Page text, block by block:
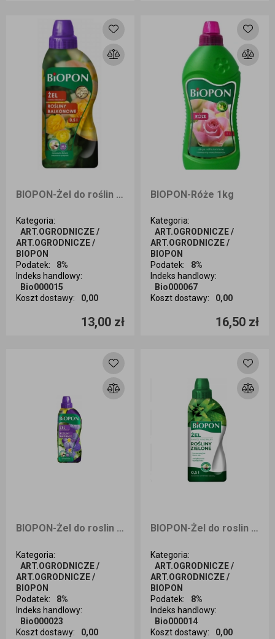
BIOPON-Żel do roślin balkonowych 0,5 l
Kategoria:
ART.OGRODNICZE /
ART.OGRODNICZE /
BIOPON
Podatek:
8%
Indeks handlowy:
Bio000015
Koszt dostawy: 0,00
13,00 zł
Ilość sztuk
BIOPON-Róże 1kg
Kategoria:
ART.OGRODNICZE /
ART.OGRODNICZE /
BIOPON
Podatek:
8%
Indeks handlowy:
Bio000067
Koszt dostawy: 0,00
16,50 zł
Ilość sztuk
BIOPON-Żel do roslin kwitnących 1 l
Kategoria:
ART.OGRODNICZE /
ART.OGRODNICZE /
BIOPON
Podatek:
8%
Indeks handlowy:
Bio000023
Koszt dostawy: 0,00
Ilość sztuk
BIOPON-Żel do roslin zielonych 0,5 l
Kategoria:
ART.OGRODNICZE /
ART.OGRODNICZE /
BIOPON
Podatek:
8%
Indeks handlowy:
Bio000014
Koszt dostawy: 0,00
Ilość sztuk